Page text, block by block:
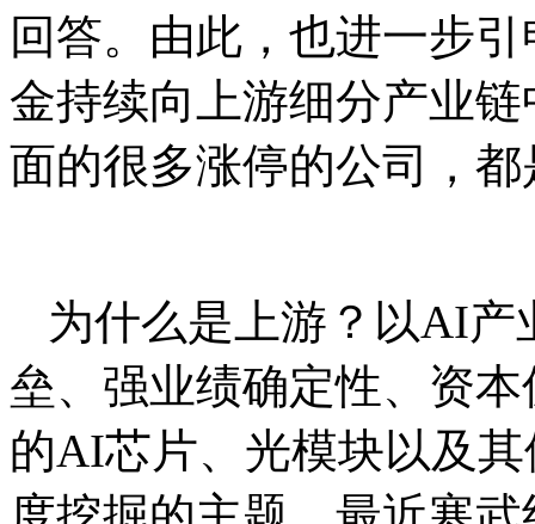
回答。由此，也进一步
金持续向上游细分产业
面的很多涨停的公司，
为什么是上游？以AI
垒、强业绩确定性、资
的AI芯片、光模块以及